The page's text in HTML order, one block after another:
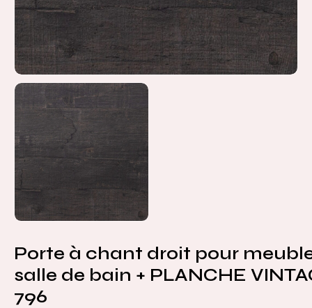
Porte à chant droit pour
salle de bain + PLANCHE
796